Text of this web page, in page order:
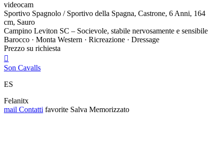
videocam
Sportivo Spagnolo / Sportivo della Spagna, Castrone, 6 Anni, 164
cm, Sauro
Campino Leviton SC – Socievole, stabile nervosamente e sensibile
Barocco · Monta Western · Ricreazione · Dressage
Prezzo su richiesta

Son Cavalls
ES
Felanitx
mail Contatti favorite Salva Memorizzato